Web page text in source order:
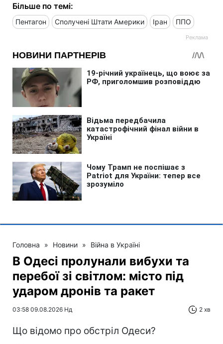
Більше по темі:
Пентагон Сполучені Штати Америки Іран ППО
Головна » Новини » Війна в Україні
В Одесі пролунали вибухи та
перебої зі світлом: місто під
ударом дронів та ракет
03:58 09.08.2026 Нд 2 хв
Що відомо про обстріл Одеси?